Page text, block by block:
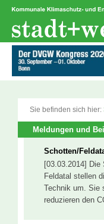
Zum
springen
Sie befinden sich hier:
Meldungen und
Schotten/
[03.03.2014]
Feldatal stellen
Technik um. Sie
reduzieren den